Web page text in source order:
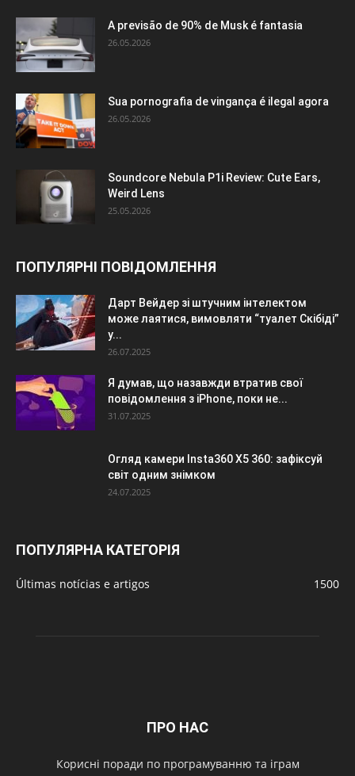
A previsão de 90% de Musk é fantasia
26.05.2026
Sua pornografia de vingança é ilegal agora
26.05.2026
Soundcore Nebula P1i Review: Cute Ears,
Weird Lens
25.05.2026
ПОПУЛЯРНІ ПОВІДОМЛЕННЯ
Дарт Вейдер зі штучним інтелектом
може лаятися, вимовляти “туалет Скібіді”
у...
26.07.2025
Я думав, що назавжди втратив свої
повідомлення з iPhone, поки не...
31.07.2025
Огляд камери Insta360 X5 360: зафіксуй
світ одним знімком
24.07.2025
ПОПУЛЯРНА КАТЕГОРІЯ
Últimas notícias e artigos 1500
ПРО НАС
Корисні поради по програмуванню та іграм